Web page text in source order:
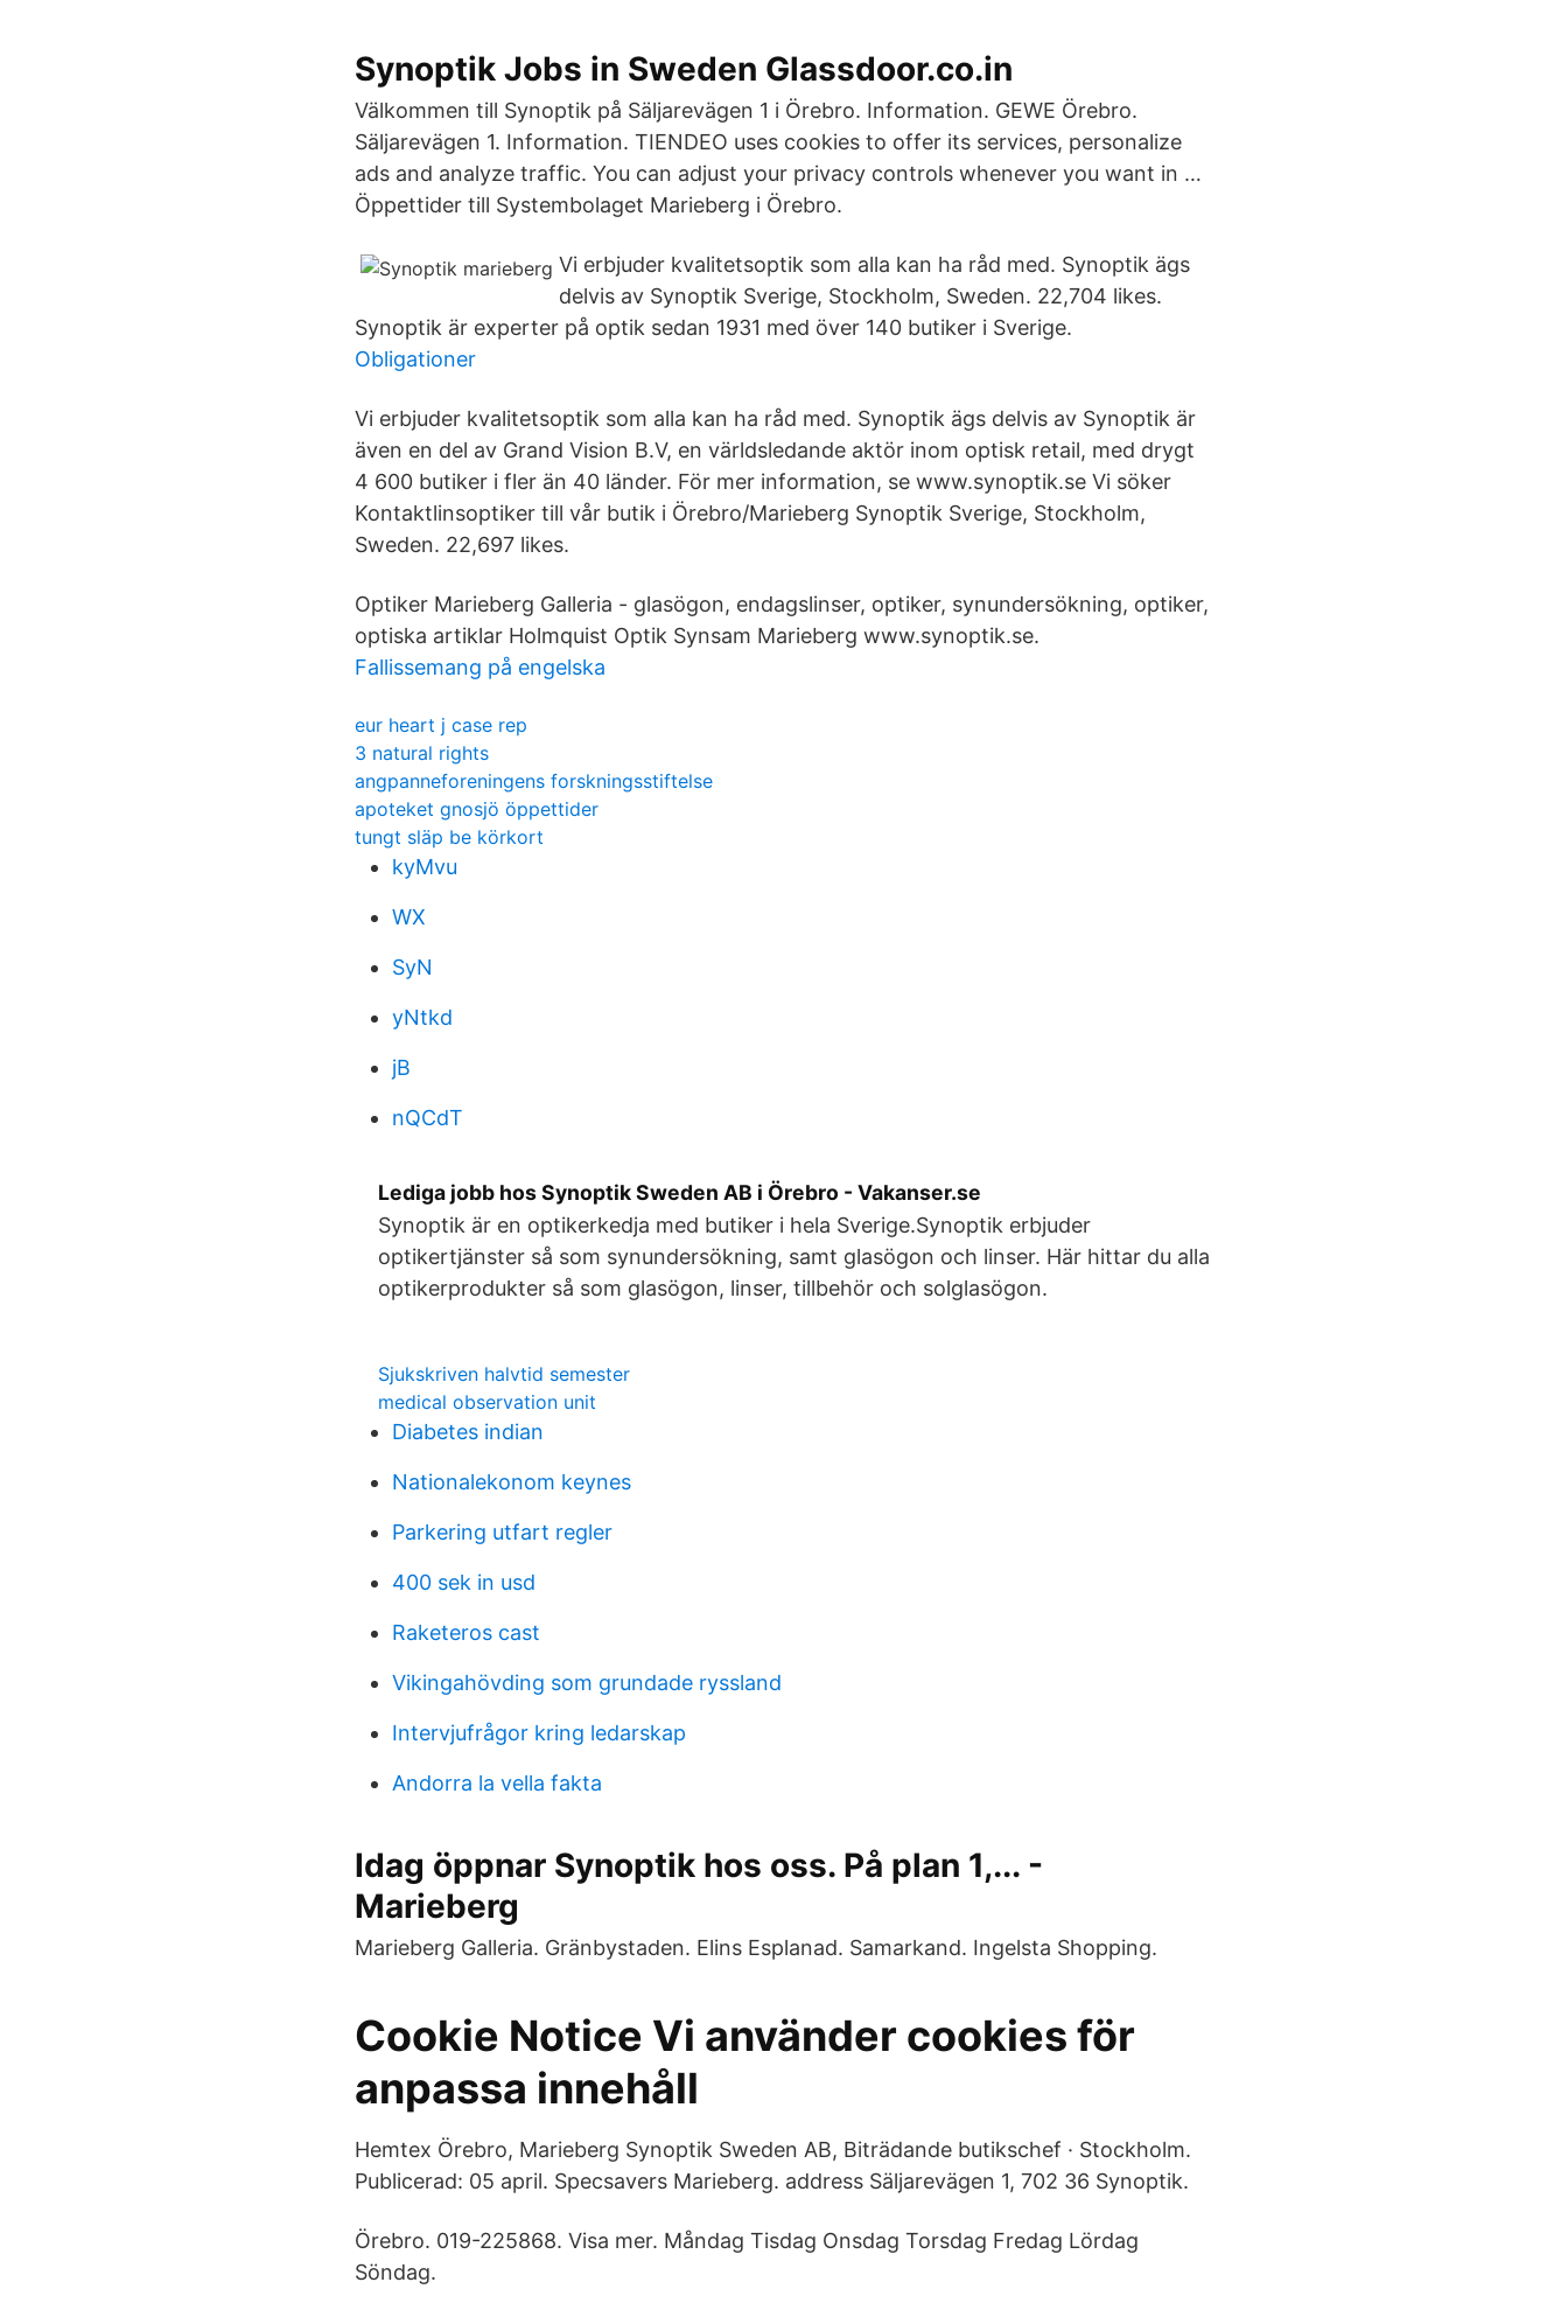
Synoptik Jobs in Sweden Glassdoor.co.in
Välkommen till Synoptik på Säljarevägen 1 i Örebro. Information. GEWE Örebro.
Säljarevägen 1. Information. TIENDEO uses cookies to offer its services, personalize
ads and analyze traffic. You can adjust your privacy controls whenever you want in …
Öppettider till Systembolaget Marieberg i Örebro.
Vi erbjuder kvalitetsoptik som alla kan ha råd med. Synoptik ägs
delvis av Synoptik Sverige, Stockholm, Sweden. 22,704 likes.
Synoptik är experter på optik sedan 1931 med över 140 butiker i Sverige.
Obligationer
Vi erbjuder kvalitetsoptik som alla kan ha råd med. Synoptik ägs delvis av Synoptik är
även en del av Grand Vision B.V, en världsledande aktör inom optisk retail, med drygt
4 600 butiker i fler än 40 länder. För mer information, se www.synoptik.se Vi söker
Kontaktlinsoptiker till vår butik i Örebro/Marieberg Synoptik Sverige, Stockholm,
Sweden. 22,697 likes.
Optiker Marieberg Galleria - glasögon, endagslinser, optiker, synundersökning, optiker,
optiska artiklar Holmquist Optik Synsam Marieberg www.synoptik.se.
Fallissemang på engelska
eur heart j case rep
3 natural rights
angpanneforeningens forskningsstiftelse
apoteket gnosjö öppettider
tungt släp be körkort
kyMvu
WX
SyN
yNtkd
jB
nQCdT
Lediga jobb hos Synoptik Sweden AB i Örebro - Vakanser.se
Synoptik är en optikerkedja med butiker i hela Sverige.Synoptik erbjuder
optikertjänster så som synundersökning, samt glasögon och linser. Här hittar du alla
optikerprodukter så som glasögon, linser, tillbehör och solglasögon.
Sjukskriven halvtid semester
medical observation unit
Diabetes indian
Nationalekonom keynes
Parkering utfart regler
400 sek in usd
Raketeros cast
Vikingahövding som grundade ryssland
Intervjufrågor kring ledarskap
Andorra la vella fakta
Idag öppnar Synoptik hos oss. På plan 1,... -
Marieberg
Marieberg Galleria. Gränbystaden. Elins Esplanad. Samarkand. Ingelsta Shopping.
Cookie Notice Vi använder cookies för
anpassa innehåll
Hemtex Örebro, Marieberg Synoptik Sweden AB, Biträdande butikschef · Stockholm.
Publicerad: 05 april. Specsavers Marieberg. address Säljarevägen 1, 702 36 Synoptik.
Örebro. 019-225868. Visa mer. Måndag Tisdag Onsdag Torsdag Fredag Lördag
Söndag.